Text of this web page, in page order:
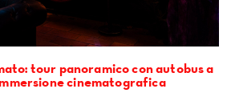
tour panoramico con autobus a
cinematografica